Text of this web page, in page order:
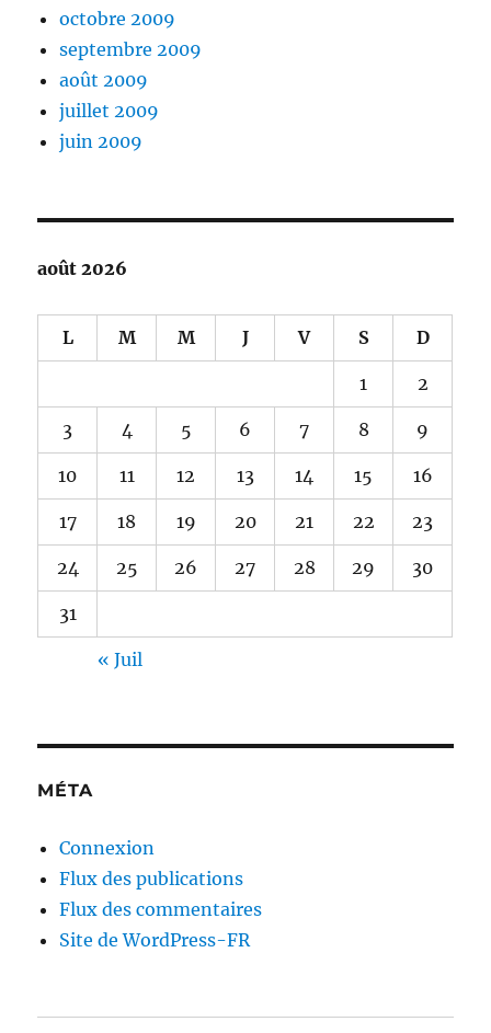
octobre 2009
septembre 2009
août 2009
juillet 2009
juin 2009
août 2026
L M M J V S D
1 2
3 4 5 6 7 8 9
10 11 12 13 14 15 16
17 18 19 20 21 22 23
24 25 26 27 28 29 30
31
« Juil
MÉTA
Connexion
Flux des publications
Flux des commentaires
Site de WordPress-FR